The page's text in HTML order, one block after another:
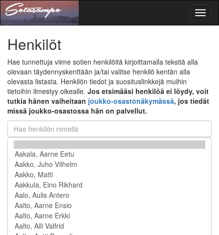
Henkilöt
Hae tunnettuja viime sotien henkilöitä kirjoittamalla tekstiä alla
olevaan täydennyskenttään ja/tai valitse henkilö kentän alla
olevasta listasta. Henkilön tiedot ja suosituslinkkejä muihin
tietoihin ilmestyy oikealle. Jos etsimääsi henkilöä ei löydy, voit
tutkia hänen vaiheitaan joukko-osastonäkymässä, jos tiedät
missä joukko-osastossa hän on palvellut.